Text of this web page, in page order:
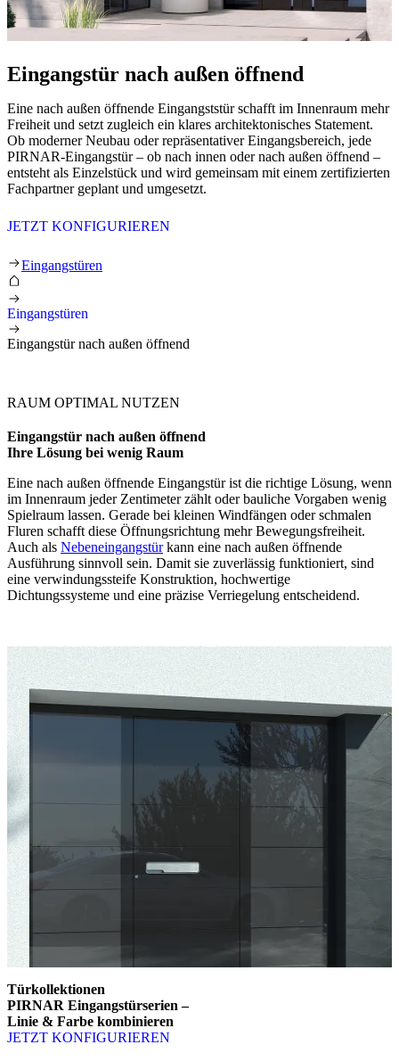
Eingangstür nach außen öffnend
Eine nach außen öffnende Eingangststür schafft im Innenraum mehr
Freiheit und setzt zugleich ein klares architektonisches Statement.
Ob moderner Neubau oder repräsentativer Eingangsbereich, jede
PIRNAR-Eingangstür – ob nach innen oder nach außen öffnend –
entsteht als Einzelstück und wird gemeinsam mit einem zertifizierten
Fachpartner geplant und umgesetzt.
JETZT KONFIGURIEREN
Eingangstür nach außen öffnend
Eingangstüren
Eingangstüren
Eingangstür nach außen öffnend
RAUM OPTIMAL NUTZEN
Eingangstür nach außen öffnend
Ihre Lösung bei wenig Raum
Eine nach außen öffnende Eingangstür ist die richtige Lösung, wenn
im Innenraum jeder Zentimeter zählt oder bauliche Vorgaben wenig
Spielraum lassen. Gerade bei kleinen Windfängen oder schmalen
Fluren schafft diese Öffnungsrichtung mehr Bewegungsfreiheit.
Auch als Nebeneingangstürkann eine nach außen öffnende
Ausführung sinnvoll sein. Damit sie zuverlässig funktioniert, sind
eine verwindungssteife Konstruktion, hochwertige
Dichtungssysteme und eine präzise Verriegelung entscheidend.
Türkollektionen
PIRNAR Eingangstürserien –
Linie & Farbe kombinieren
JETZT KONFIGURIEREN